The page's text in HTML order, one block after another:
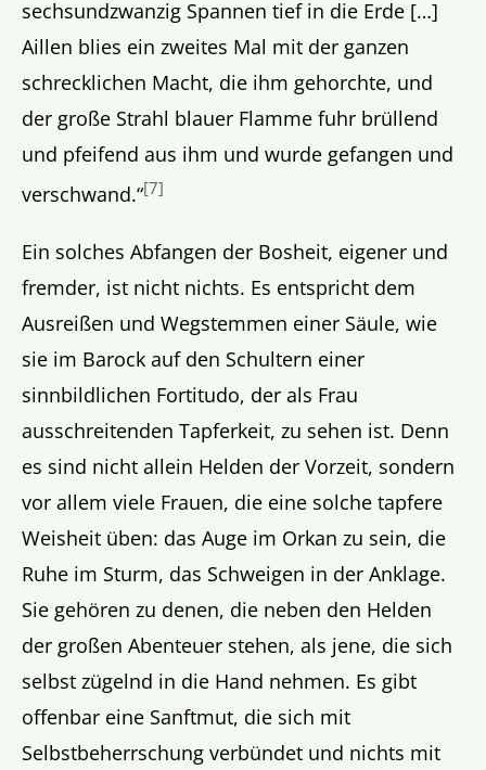
sechsundzwanzig Spannen tief in die Erde […]
Aillen blies ein zweites Mal mit der ganzen
schrecklichen Macht, die ihm gehorchte, und
der große Strahl blauer Flamme fuhr brüllend
und pfeifend aus ihm und wurde gefangen und
verschwand.“[7]
Ein solches Abfangen der Bosheit, eigener und
fremder, ist nicht nichts. Es entspricht dem
Ausreißen und Wegstemmen einer Säule, wie
sie im Barock auf den Schultern einer
sinnbildlichen Fortitudo, der als Frau
ausschreitenden Tapferkeit, zu sehen ist. Denn
es sind nicht allein Helden der Vorzeit, sondern
vor allem viele Frauen, die eine solche tapfere
Weisheit üben: das Auge im Orkan zu sein, die
Ruhe im Sturm, das Schweigen in der Anklage.
Sie gehören zu denen, die neben den Helden
der großen Abenteuer stehen, als jene, die sich
selbst zügelnd in die Hand nehmen. Es gibt
offenbar eine Sanftmut, die sich mit
Selbstbeherrschung verbündet und nichts mit